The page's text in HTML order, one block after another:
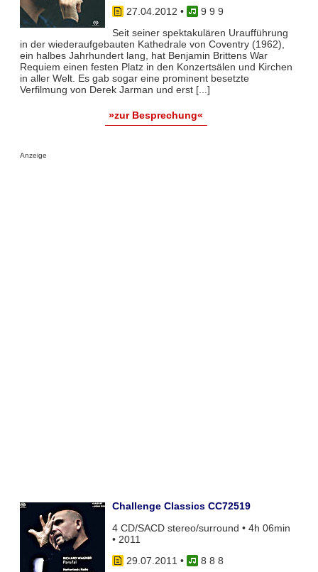
27.04.2012 •
9 9 9
Seit seiner spektakulären Uraufführung
in der wiederaufgebauten Kathedrale von Coventry (1962),
ein halbes Jahrhundert lang, hat Benjamin Brittens War
Requiem einen festen Platz in den Konzertsälen und Kirchen
in aller Welt. Es gab sogar eine prominent besetzte
Verfilmung von Derek Jarman und erst [...]
»zur Besprechung«
Anzeige
Challenge Classics CC72519
4 CD/SACD stereo/surround • 4h 06min
• 2011
29.07.2011 •
8 8 8